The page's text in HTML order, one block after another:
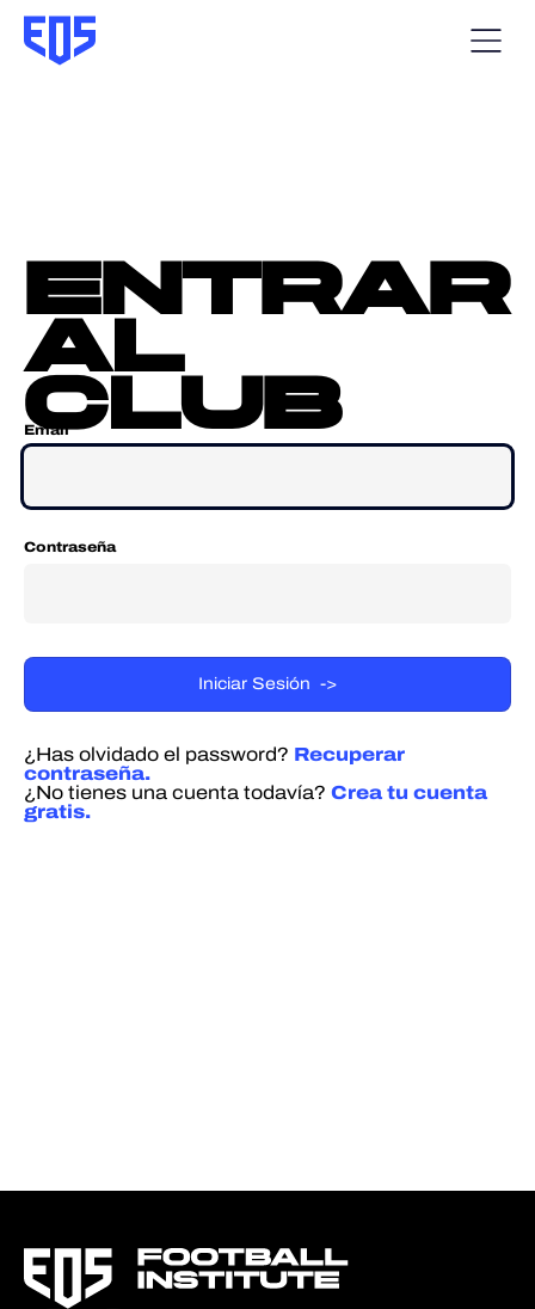
entrar
al
club
Email
Contraseña
¿Has olvidado el password? Recuperar
contraseña.
¿No tienes una cuenta todavía? Crea tu cuenta
gratis.